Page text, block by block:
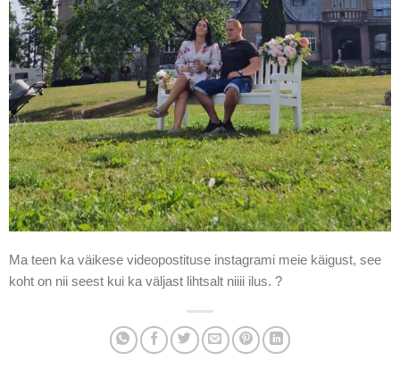
Ma teen ka väikese videopostituse instagrami meie käigust, see
koht on nii seest kui ka väljast lihtsalt niiii ilus. ?